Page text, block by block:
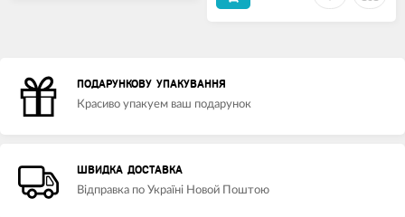
ПОДАРУНКОВУ УПАКУВАННЯ
Красиво упакуем ваш подарунок
ШВИДКА ДОСТАВКА
Відправка по Україні Новой Поштою